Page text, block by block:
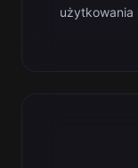
użytkowania